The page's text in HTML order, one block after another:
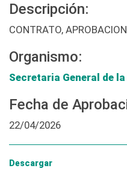
Descripción:
CONTRATO, APROBACION
Organismo:
Secretaria General de
Fecha de
22/04/2026
Descargar